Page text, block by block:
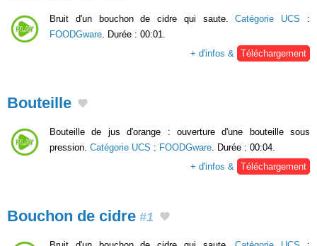
Bruit d'un bouchon de cidre qui saute.Catégorie UCS :
FOODGware. Durée : 00:01.
+ d'infos & Téléchargement
Bouteille
Bouteille de jus d'orange : ouverture d'une bouteille sous
pression. Catégorie UCS : FOODGware . Durée : 00:04.
+ d'infos &
Téléchargement
Bouchon de cidre #1